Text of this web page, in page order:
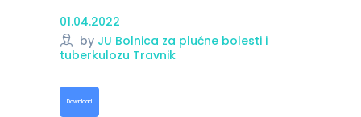
01.04.2022
by JU Bolnica za plućne bolesti i
tuberkulozu Travnik
Download